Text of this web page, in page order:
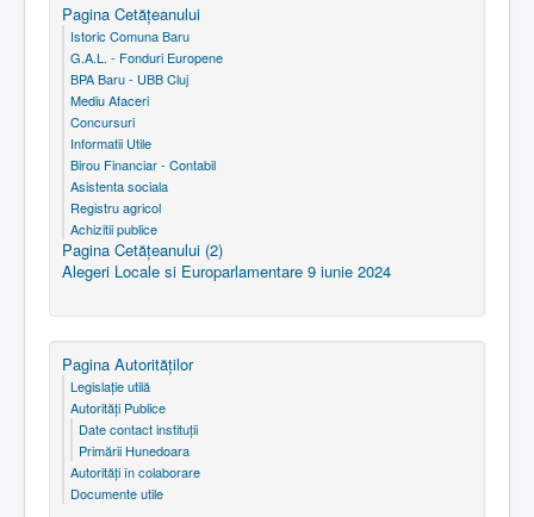
Pagina Cetăţeanului
Istoric Comuna Baru
G.A.L. - Fonduri Europene
BPA Baru - UBB Cluj
Mediu Afaceri
Concursuri
Informatii Utile
Birou Financiar - Contabil
Asistenta sociala
Registru agricol
Achizitii publice
Pagina Cetăţeanului (2)
Alegeri Locale si Europarlamentare 9 iunie 2024
Pagina Autorităţilor
Legislaţie utilă
Autorităţi Publice
Date contact instituţii
Primării Hunedoara
Autorităţi în colaborare
Documente utile